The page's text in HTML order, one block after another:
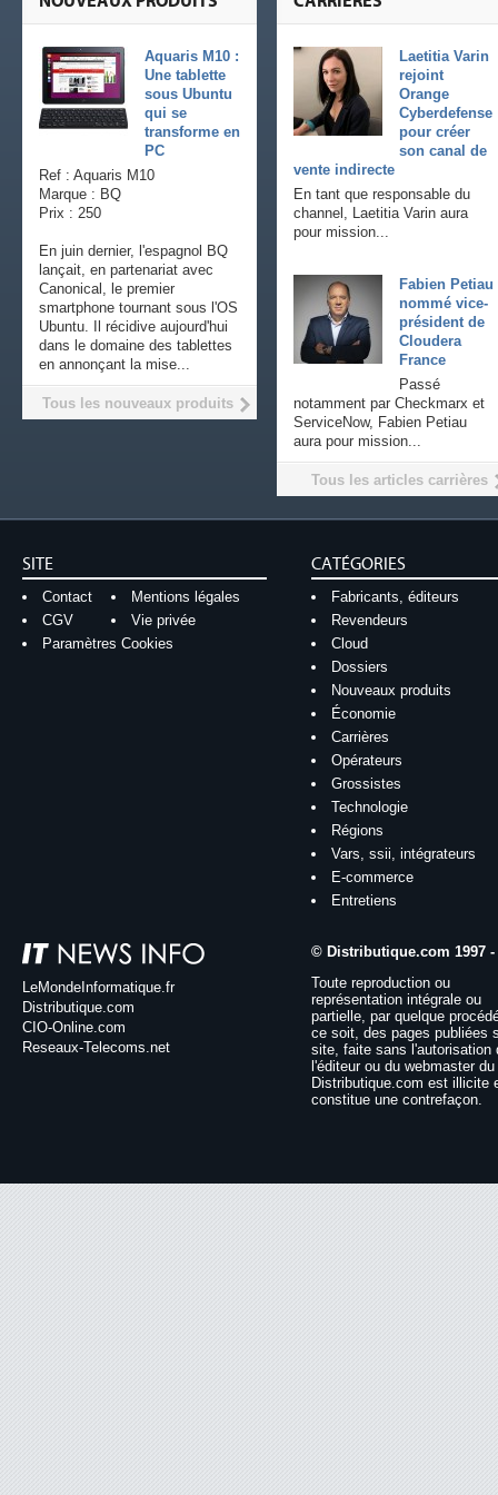
Laetitia Varin
rejoint
Orange
Cyberdefense
pour créer
son canal de
vente indirecte
En tant que responsable du
channel, Laetitia Varin aura
pour mission...
Fabien Petiau
nommé vice-
président de
Cloudera
France
Passé
notamment par Checkmarx et
ServiceNow, Fabien Petiau
aura pour mission...
Tous les articles carrières
Aquaris M10 :
Une tablette
sous Ubuntu
qui se
transforme en
PC
Ref : Aquaris M10
Marque : BQ
Prix : 250
En juin dernier, l'espagnol BQ
lançait, en partenariat avec
Canonical, le premier
smartphone tournant sous l'OS
Ubuntu. Il récidive aujourd'hui
dans le domaine des tablettes
en annonçant la mise...
Tous les nouveaux produits
SITE
Contact
Mentions légales
CGV
Vie privée
Paramètres Cookies
CATÉGORIES
Fabricants, éditeurs
Revendeurs
Cloud
Dossiers
Nouveaux produits
Économie
Carrières
Opérateurs
Grossistes
Technologie
Régions
Vars, ssii, intégrateurs
E-commerce
Entretiens
LeMondeInformatique.fr
Distributique.com
CIO-Online.com
Reseaux-Telecoms.net
© Distributique.com 1997 -
Toute reproduction ou
représentation intégrale ou
partielle, par quelque
ce soit, des pages publiées
site, faite sans l'autorisation
l'éditeur ou du webmaster
Distributique.com est illicite
constitue une contrefaçon.